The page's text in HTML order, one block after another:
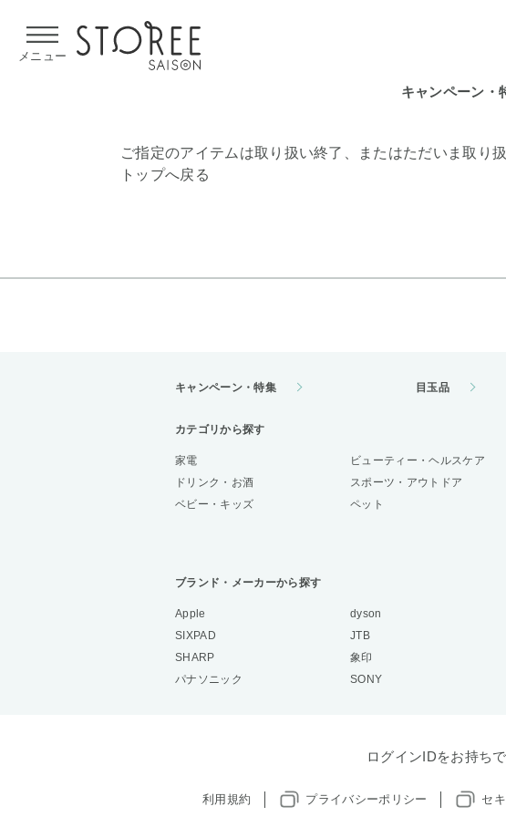
メニュー
キャンペーン・
ご指定のアイテムは取り扱い終了、またはただいま取り
トップへ戻る
キャンペーン・特集 目玉品
カテゴリから探す
家電 ビューティー・ヘルスケア
ドリンク・お酒
スポーツ・アウトドア
ベビー・キッズ
ペット
ブランド・メーカーから探す
Apple dyson
SIXPAD
JTB
SHARP
象印
パナソニック
SONY
ログインIDをお持ち
利用規約 プライバシーポリシー セ